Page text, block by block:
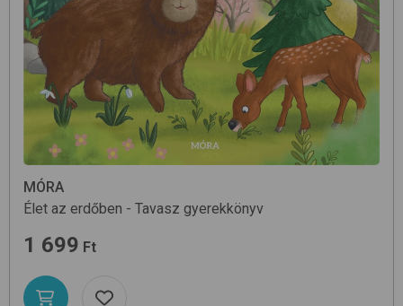
MÓRA
Élet az erdőben - Tavasz gyerekkönyv
1 699 Ft